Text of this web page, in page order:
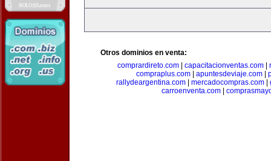
Otros dominios en venta:
comprardireto.com| capacitacionventas.com|
compraplus.com| apuntesdeviaje.com|
rallydeargentina.com
mercadocompras.com
carroenventa.com|